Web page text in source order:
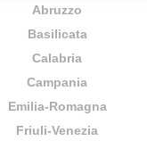
Abruzzo
Basilicata
Calabria
Campania
Emilia-Romagna
Friuli-Venezia